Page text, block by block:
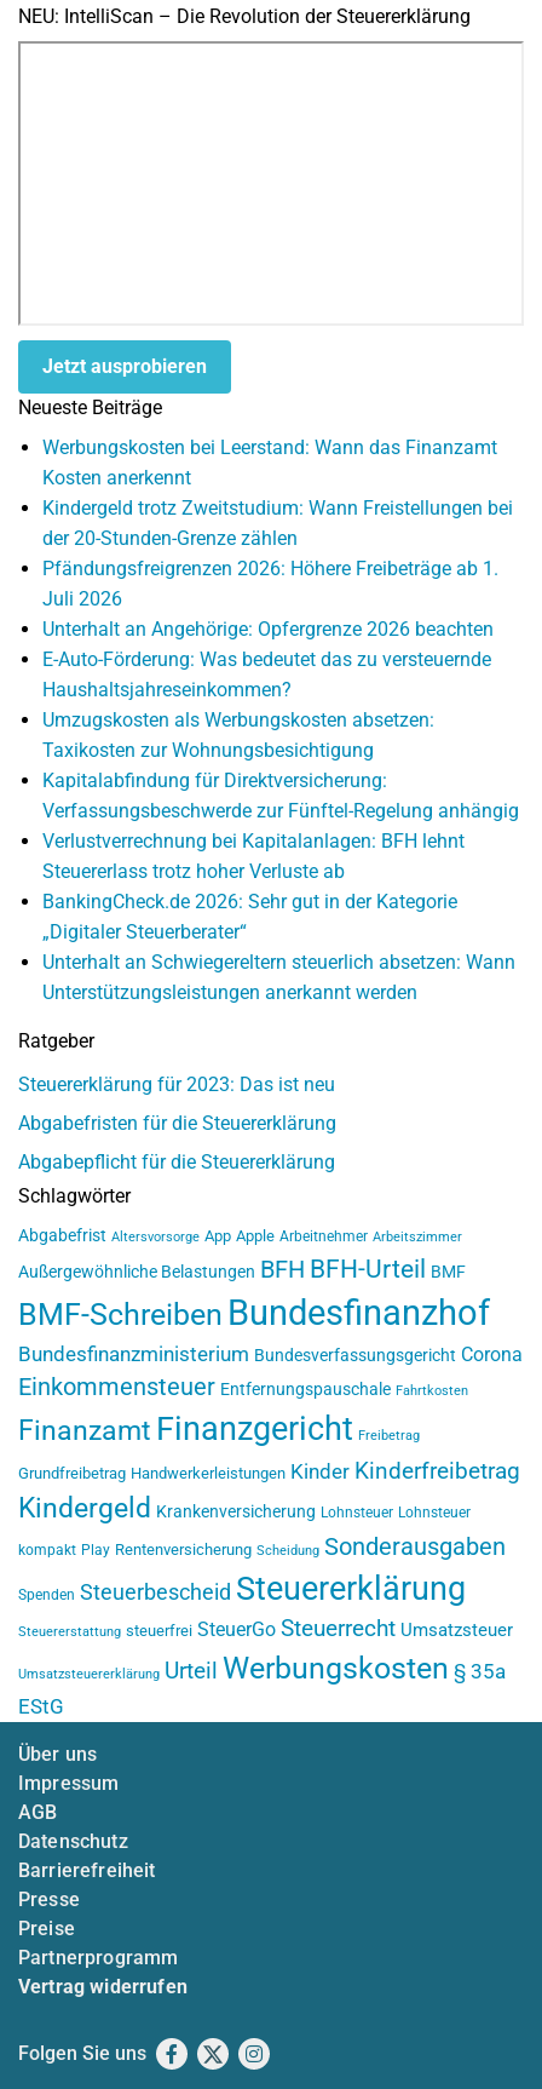
NEU: IntelliScan – Die Revolution der Steuererklärung
Jetzt ausprobieren
Neueste Beiträge
Werbungskosten bei Leerstand: Wann das Finanzamt
Kosten anerkennt
Kindergeld trotz Zweitstudium: Wann Freistellungen bei
der 20-Stunden-Grenze zählen
Pfändungsfreigrenzen 2026: Höhere Freibeträge ab 1.
Juli 2026
Unterhalt an Angehörige: Opfergrenze 2026 beachten
E-Auto-Förderung: Was bedeutet das zu versteuernde
Haushaltsjahreseinkommen?
Umzugskosten als Werbungskosten absetzen:
Taxikosten zur Wohnungsbesichtigung
Kapitalabfindung für Direktversicherung:
Verfassungsbeschwerde zur Fünftel-Regelung anhängig
Verlustverrechnung bei Kapitalanlagen: BFH lehnt
Steuererlass trotz hoher Verluste ab
BankingCheck.de 2026: Sehr gut in der Kategorie
„Digitaler Steuerberater“
Unterhalt an Schwiegereltern steuerlich absetzen: Wann
Unterstützungsleistungen anerkannt werden
Ratgeber
Steuererklärung für 2023: Das ist neu
Abgabefristen für die Steuererklärung
Abgabepflicht für die Steuererklärung
Schlagwörter
Abgabefrist Altersvorsorge App Apple Arbeitnehmer Arbeitszimmer
Außergewöhnliche Belastungen BFH BFH-Urteil BMF
BMF-Schreiben Bundesfinanzhof
Bundesfinanzministerium Bundesverfassungsgericht Corona
Einkommensteuer Entfernungspauschale Fahrtkosten
Finanzamt Finanzgericht Freibetrag
Grundfreibetrag Handwerkerleistungen Kinder Kinderfreibetrag
Kindergeld Krankenversicherung Lohnsteuer Lohnsteuer
kompakt Play Rentenversicherung Scheidung Sonderausgaben
Spenden Steuerbescheid Steuererklärung
Steuererstattung steuerfrei SteuerGo Steuerrecht Umsatzsteuer
Umsatzsteuererklärung Urteil Werbungskosten § 35a
EStG
Über uns
Impressum
AGB
Datenschutz
Barrierefreiheit
Presse
Preise
Partnerprogramm
Vertrag widerrufen
Folgen Sie uns Facebook
X Instagram